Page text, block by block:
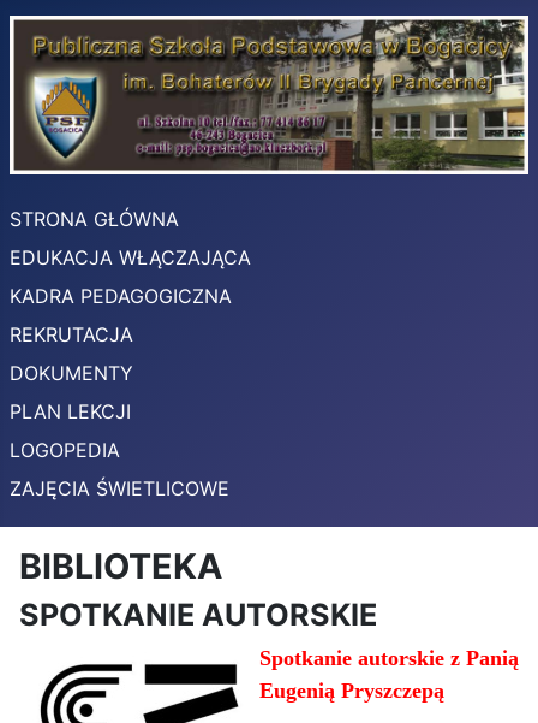
STRONA GŁÓWNA
EDUKACJA WŁĄCZAJĄCA
KADRA PEDAGOGICZNA
REKRUTACJA
DOKUMENTY
PLAN LEKCJI
LOGOPEDIA
ZAJĘCIA ŚWIETLICOWE
BIBLIOTEKA
SPOTKANIE AUTORSKIE
Spotkanie autorskie z Panią
Eugenią Pryszczepą